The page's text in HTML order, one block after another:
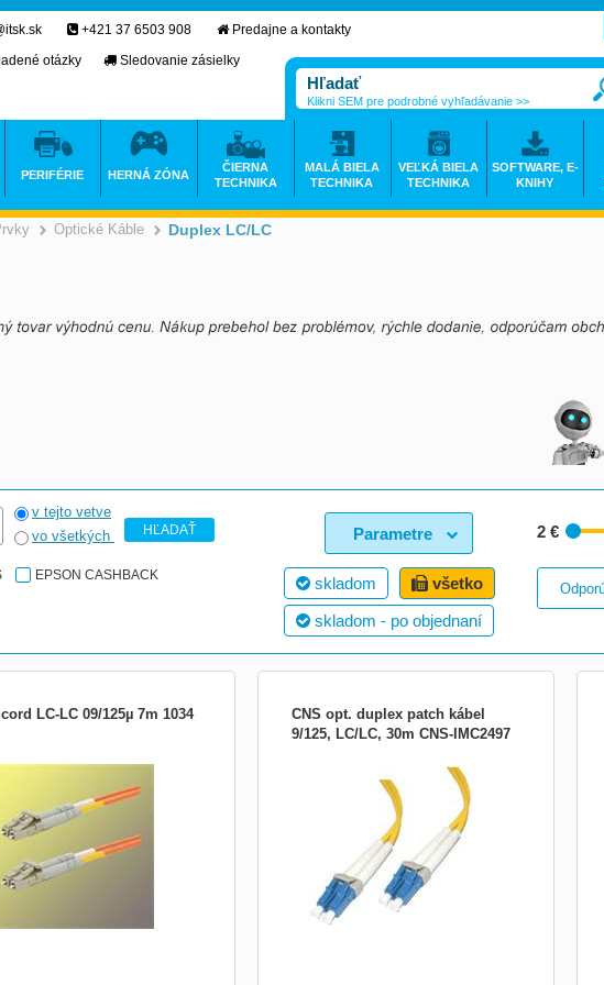
>
Optické Káble >
Duplex LC/LC
2 €
skladom
všetko
skladom - po objednaní
Parametre
v tejto vetve
vo všetkých
HĽADAŤ
EPSON CASHBACK
LC-LC 09/125µ 7m 1034
CNS opt. duplex patch kábel
9/125, LC/LC, 30m CNS-IMC2497
CNS opt. duplex patch kábel 9/125, LC/LC,
+421 37 6503 908
Predajne a kontakty
otázky
Sledovanie zásielky
Klikni SEM pre podrobné vyhľadávanie >>
PERIFÉRIE HERNÁ ZÓNA
ČIERNA
TECHNIKA
MALÁ BIELA
TECHNIKA
VEĽKÁ BIELA
TECHNIKA
SOFTWARE, E-
KNIHY